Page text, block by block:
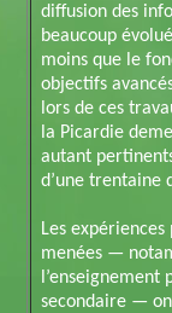
diffusion des
beaucoup
moins que le
objectifs
lors de ces
la Picardie
autant
d’une trentaine
Les
menées —
secondaire —